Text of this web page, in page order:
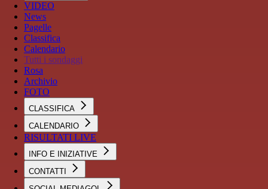
VIDEO
News
Pagelle
Classifica
Calendario
Tutti i sondaggi
Rosa
Archivio
FOTO
CLASSIFICA
CALENDARIO
RISULTATI LIVE
INFO E INIZIATIVE
CONTATTI